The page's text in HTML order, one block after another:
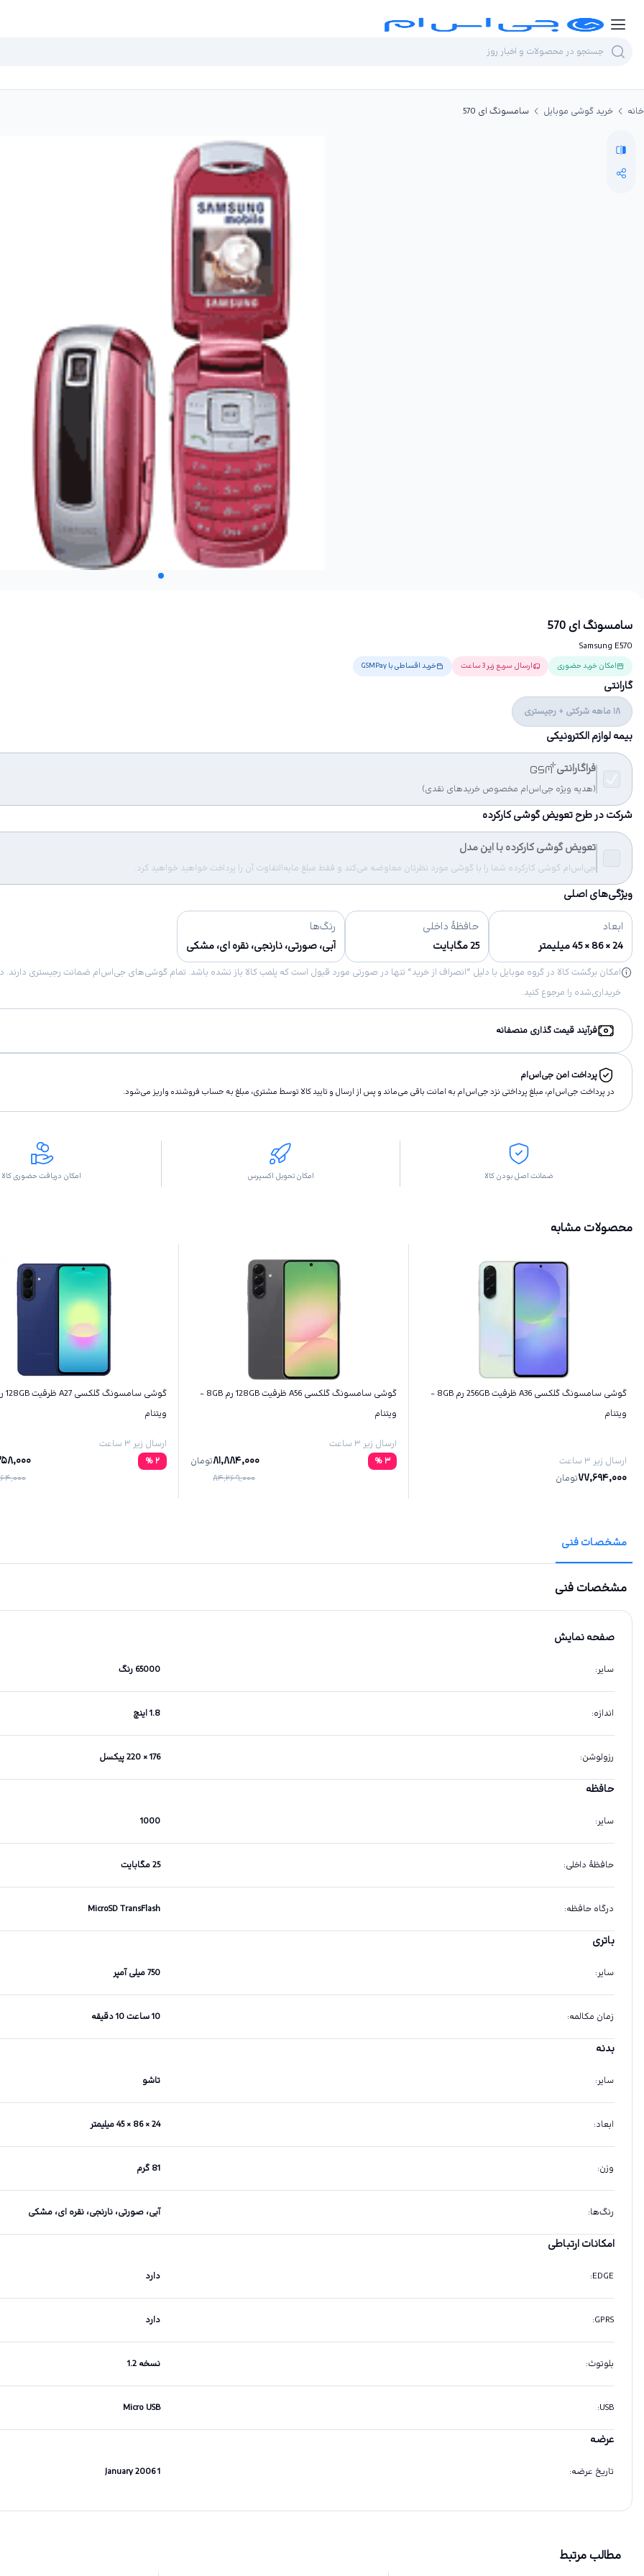
خانه خرید گوشی موبایل سامسونگ ای 570
سامسونگ ای 570
Samsung E570
امکان خرید حضوری ارسال سریع زیر 3 ساعت خرید اقساطی با GSMPay
گارانتی
18 ماهه شرکتی + رجیستری
بیمه لوازم الکترونیکی
فراگارانتی
(هدیه ویژه جی‌اس‌ام مخصوص خریدهای نقدی)
شرکت در طرح تعویض گوشی کارکرده
تعویض گوشی کارکرده با این مدل
جی‌اس‌ام گوشی کارکرده شما را با گوشی مورد نظرتان معاوضه می‌کند و فقط مبلغ مابه‌التفاوت آن را پرداخت خواهید خواهید کرد.
ویژگی‌های اصلی
ابعاد
24 × 86 × 45 میلیمتر
حافظهٔ داخلی
25 مگابایت
رنگ‌ها
آبی، صورتی، نارنجی، نقره ای، مشکی
خریداری‌شده را مرجوع کنید.
فرآیند قیمت گذاری منصفانه
پرداخت امن جی‌اس‌ام
در پرداخت جی‌اس‌ام، مبلغ پرداختى نزد جی‌اس‌ام به امانت باقى مى‌ماند و پس از ارسال و تاييد كالا توسط مشتری، مبلغ به حساب فروشنده واريز مى‌شود.
ضمانت اصل بودن کالا امکان تحویل اکسپرس امکان دریافت حضوری کالا
محصولات مشابه
گوشی سامسونگ گلکسی A36 ظرفیت 256GB رم 8GB -
ویتنام
ارسال زیر ۳ ساعت
77,694,000تومان
گوشی سامسونگ گلکسی A56 ظرفیت 128GB رم 8GB -
ویتنام
ارسال زیر ۳ ساعت
3
%
81,884,000
84,269,000
تومان
ویتنام
ارسال زیر ۳ ساعت
2
%
مشخصات فنی
مشخصات فنی
صفحه نمایش
سایر: 65000 رنگ
اندازه: 1.8 اینچ
رزولوشن: 176 × 220 پیکسل
حافظه
سایر:
1000
حافظهٔ داخلی: 25 مگابایت
درگاه حافظه:
MicroSD TransFlash
باتری
سایر: 750 میلی آمپر
زمان مکالمه: 10 ساعت 10 دقیقه
بدنه
سایر: تاشو
ابعاد: 24 × 86 × 45 میلیمتر
وزن: 81 گرم
رنگ‌ها: آبی، صورتی، نارنجی، نقره ای، مشکی
امکانات ارتباطی
EDGE
: دارد
GPRS
: دارد
بلوتوث: نسخه 1.2
USB
:
Micro USB
عرضه
تاریخ عرضه:
1 January 2006
مطالب مرتبط